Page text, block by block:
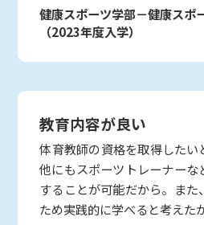
健康スポーツ学部－健康スポ
（2023年度入学）
教育内容が良い
体育教師の資格を取得したい
他にもスポーツトレーナーな
することが可能だから。また
ため実践的に学べると考えた